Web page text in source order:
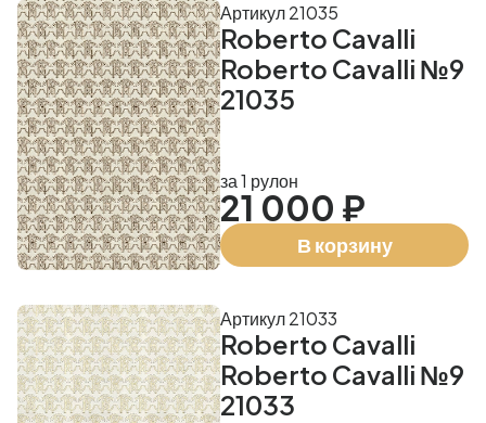
Roberto Cavalli
Roberto Cavalli №9
21035
Артикул 21035
за 1 рулон
21 000 ₽
В корзину
Roberto Cavalli
Roberto Cavalli №9
21033
Артикул 21033